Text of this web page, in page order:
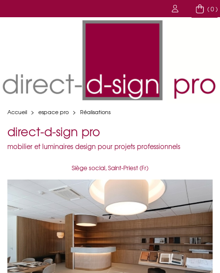
( 0 )
Accueil > espace pro > Réalisations
direct-d-sign pro
mobilier et luminaires design pour projets professionnels
Siège social, Saint-Priest (Fr)